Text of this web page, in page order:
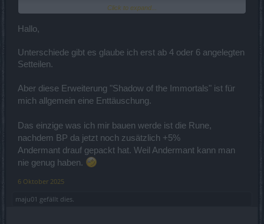
neu gewürfelt)
Schleiern für:
BP, Danke für gar nix...
Click to expand...
Hallo,
Unterschiede gibt es glaube ich erst ab 4 oder 6 angelegten
Setteilen.
Aber diese Erweiterung "Shadow of the Immortals" ist für
mich allgemein eine Enttäuschung.
Das einzige was ich mir bauen werde ist die Rune,
nachdem BP da jetzt noch zusätzlich +5%
Andermant drauf gepackt hat. Weil Andermant kann man
nie genug haben.
6 Oktober 2025
maju01 gefällt dies.